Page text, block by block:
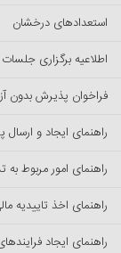
استعدادهای درخشان
اطلاعیه برگزاری
فراخوان پذیرش بدون
راهنمای ایجاد و ارسال
راهنمای امور مربوط
راهنمای اخذ تاییدیه
راهنمای ایجاد